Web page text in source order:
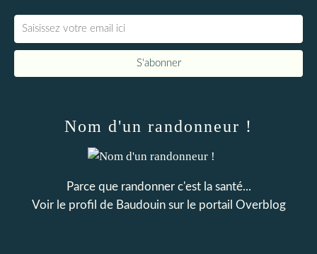
Nom d'un randonneur !
Parce que randonner c'est la santé...
Voir le profil de Baudouinsur le portail Overblog